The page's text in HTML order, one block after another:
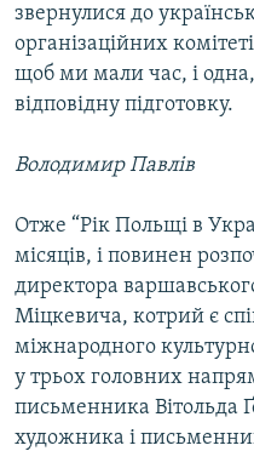
звернулися до
організаційних
щоб ми мали час, і одна,
відповідну підготовку.
Володимир Павлів
Отже “Рік Польщі в
місяців, і повинен
директора
Міцкевича, котрий є
міжнародного
у трьох головних
письменника Вітольда
художника і